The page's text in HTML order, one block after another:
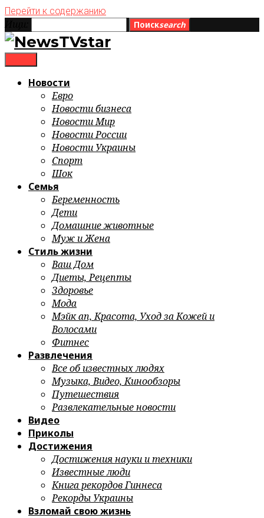
Перейти к содержанию
Поискsearch
Новости
Евро
Новости бизнеса
Новости Мир
Новости России
Новости Украины
Спорт
Шок
Семья
Беременность
Дети
Домашние животные
Муж и Жена
Стиль жизни
Ваш Дом
Диеты, Рецепты
Здоровье
Мода
Мэйк ап, Красота, Уход за Кожей и
Волосами
Фитнес
Развлечения
Все об известных людях
Музыка, Видео, Кинообзоры
Путешествия
Развлекательные новости
Видео
Приколы
Достижения
Достижения науки и техники
Известные люди
Книга рекордов Гиннеса
Рекорды Украины
Взломай свою жизнь